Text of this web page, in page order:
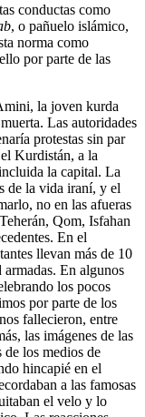
conductas como
, o pañuelo islámico,
norma como
por parte de las
la joven kurda
Las autoridades
protestas sin par
Kurdistán, a la
la capital. La
de la vida iraní, y el
no en las afueras
Qom, Isfahan
En el
llevan más de 10
armadas. En algunos
los pocos
por parte de los
fallecieron, entre
las imágenes de las
de los medios de
hincapié en el
a las famosas
el velo y lo